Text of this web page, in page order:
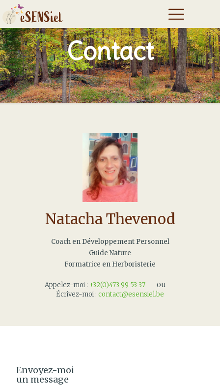
Contact
Natacha Thevenod
Coach en Développement Personnel
Guide Nature
Formatrice en Herboristerie
Appelez-moi : +32(0)473 99 53 37 ou
Écrivez-moi : contact@esensiel.be
Envoyez-moi
un message